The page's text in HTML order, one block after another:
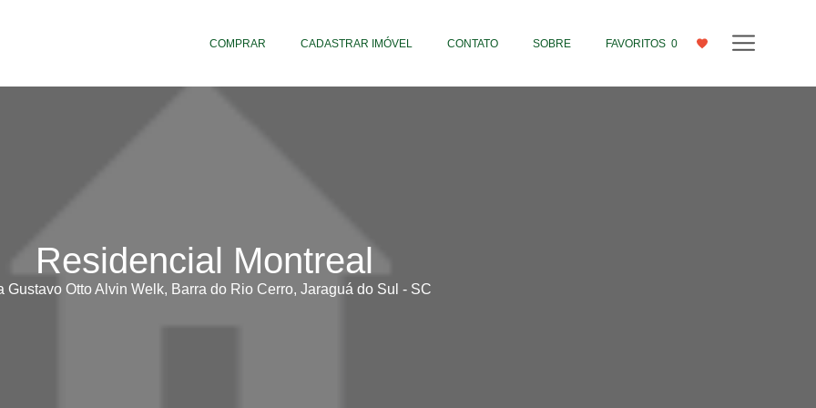
COMPRAR CADASTRAR IMÓVEL CONTATO SOBRE FAVORITOS 0
Residencial Montreal
Gustavo Otto Alvin Welk, Barra do Rio Cerro, Jaraguá do Sul - SC